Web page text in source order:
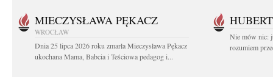
MIECZYSŁAWA PĘKACZ
WROCŁAW
Dnia 25 lipca 2026 roku zmarła Mieczysława Pękacz
ukochana Mama, Babcia i Teściowa pedagog i...
Nie mów nic:
rozumiem